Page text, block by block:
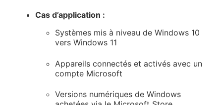
Cas d’application :
Systèmes mis à niveau de Windows 10
vers Windows 11
Appareils connectés et activés avec un
compte Microsoft
Versions numériques de Windows